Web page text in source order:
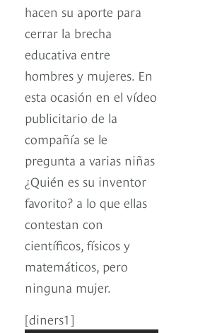
hacen su aporte para
cerrar la brecha
educativa entre
hombres y mujeres. En
esta ocasión en el vídeo
publicitario de la
compañía se le
pregunta a varias niñas
¿Quién es su inventor
favorito? a lo que ellas
contestan con
científicos, físicos y
matemáticos, pero
ninguna mujer.
[diners1]